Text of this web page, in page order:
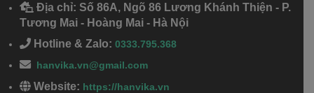
Địa chỉ: Số 86A, Ngõ 86 Lương Khánh Thiện - P.
Tương Mai - Hoàng Mai - Hà Nội
Hotline & Zalo: 0333.795.368
hanvika.vn@gmail.com
Website: https://hanvika.vn